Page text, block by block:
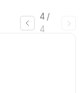
4 /
4